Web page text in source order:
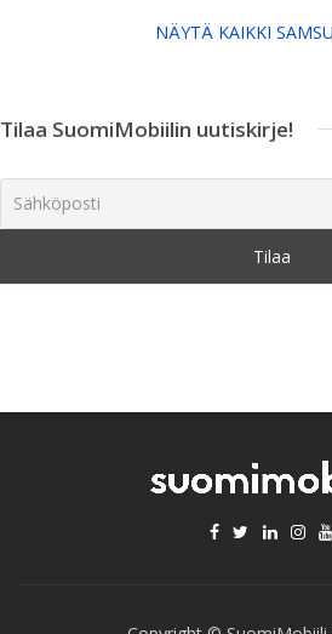
NÄYTÄ KAIKKI
Tilaa SuomiMobiilin uutiskirje!